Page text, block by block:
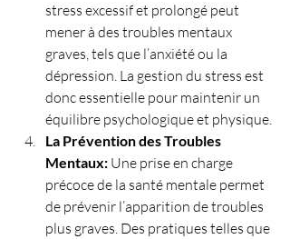
stress excessif et prolongé peut
mener à des troubles mentaux
graves, tels que l’anxiété ou la
dépression. La gestion du stress est
donc essentielle pour maintenir un
équilibre psychologique et physique.
La Prévention des Troubles
Mentaux: Une prise en charge
précoce de la santé mentale permet
de prévenir l’apparition de troubles
plus graves. Des pratiques telles que